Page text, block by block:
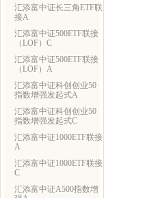
汇添富中证长三角ETF联
接A
汇添富中证500ETF联接
（LOF）C
汇添富中证500ETF联接
（LOF）A
汇添富中证科创创业50
指数增强发起式A
汇添富中证科创创业50
指数增强发起式C
汇添富中证1000ETF联接
A
汇添富中证1000ETF联接
C
汇添富中证A500指数增